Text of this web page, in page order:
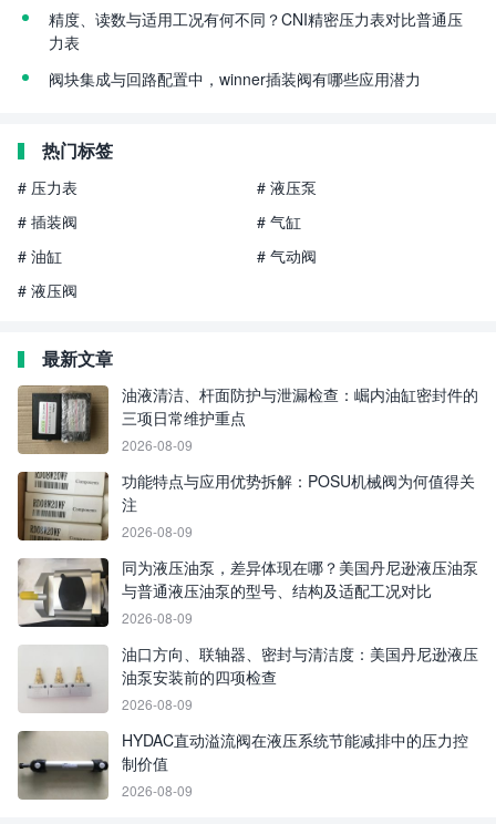
精度、读数与适用工况有何不同？CNI精密压力表对比普通压
力表
阀块集成与回路配置中，winner插装阀有哪些应用潜力
热门标签
# 压力表
# 液压泵
# 插装阀
# 气缸
# 油缸
# 气动阀
# 液压阀
最新文章
油液清洁、杆面防护与泄漏检查：崛内油缸密封件的
三项日常维护重点
2026-08-09
功能特点与应用优势拆解：POSU机械阀为何值得关
注
2026-08-09
同为液压油泵，差异体现在哪？美国丹尼逊液压油泵
与普通液压油泵的型号、结构及适配工况对比
2026-08-09
油口方向、联轴器、密封与清洁度：美国丹尼逊液压
油泵安装前的四项检查
2026-08-09
HYDAC直动溢流阀在液压系统节能减排中的压力控
制价值
2026-08-09